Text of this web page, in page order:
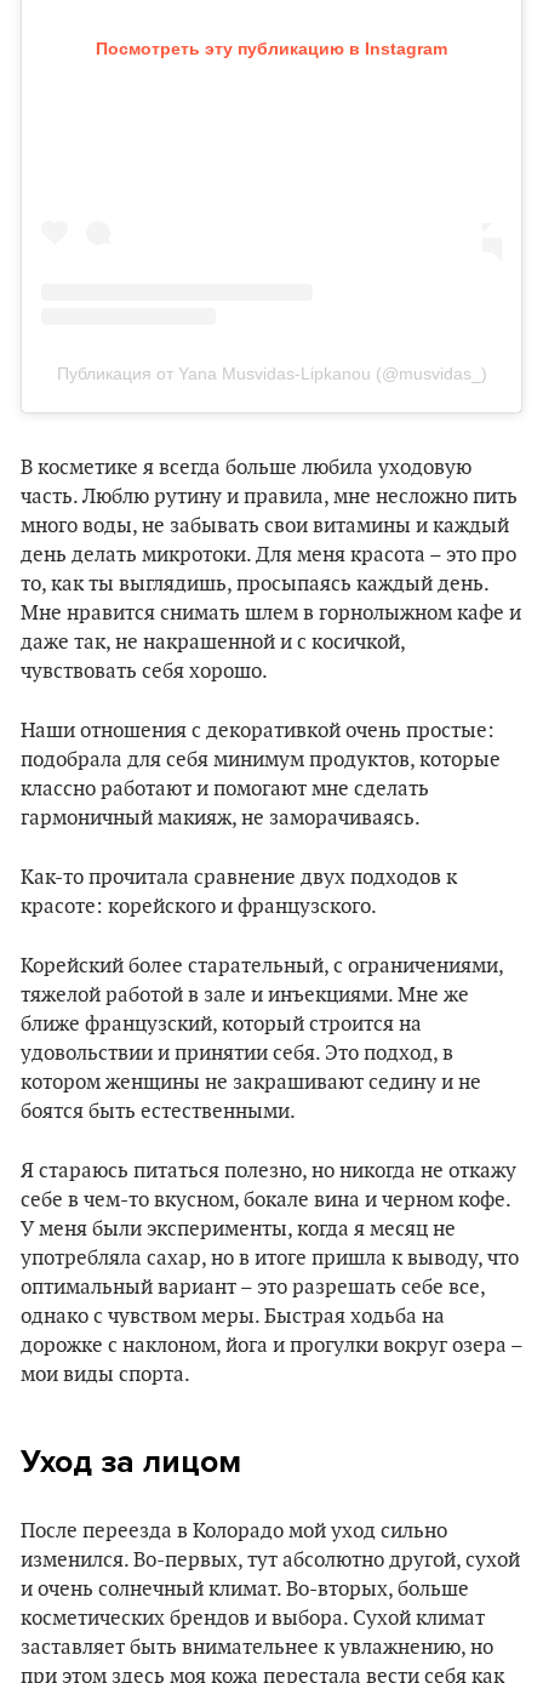
Посмотреть эту публикацию в Instagram
Публикация от Yana Musvidas-Lipkanou (@musvidas_)
В косметике я всегда больше любила уходовую
часть. Люблю рутину и правила, мне несложно пить
много воды, не забывать свои витамины и каждый
день делать микротоки. Для меня красота – это про
то, как ты выглядишь, просыпаясь каждый день.
Мне нравится снимать шлем в горнолыжном кафе и
даже так, не накрашенной и с косичкой,
чувствовать себя хорошо.
Наши отношения с декоративкой очень простые:
подобрала для себя минимум продуктов, которые
классно работают и помогают мне сделать
гармоничный макияж, не заморачиваясь.
Как-то прочитала сравнение двух подходов к
красоте: корейского и французского.
Корейский более старательный, с ограничениями,
тяжелой работой в зале и инъекциями. Мне же
ближе французский, который строится на
удовольствии и принятии себя. Это подход, в
котором женщины не закрашивают седину и не
боятся быть естественными.
Я стараюсь питаться полезно, но никогда не откажу
себе в чем-то вкусном, бокале вина и черном кофе.
У меня были эксперименты, когда я месяц не
употребляла сахар, но в итоге пришла к выводу, что
оптимальный вариант – это разрешать себе все,
однако с чувством меры. Быстрая ходьба на
дорожке с наклоном, йога и прогулки вокруг озера –
мои виды спорта.
Уход за лицом
После переезда в Колорадо мой уход сильно
изменился. Во-первых, тут абсолютно другой, сухой
и очень солнечный климат. Во-вторых, больше
косметических брендов и выбора. Сухой климат
заставляет быть внимательнее к увлажнению, но
при этом здесь моя кожа перестала вести себя как